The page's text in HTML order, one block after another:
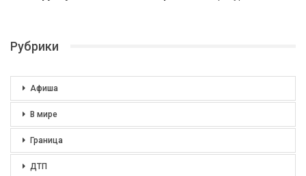
Рубрики
Афиша
В мире
Граница
ДТП